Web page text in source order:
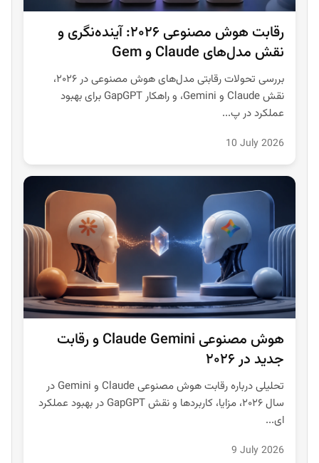
رقابت هوش مصنوعی ۲۰۲۶: آینده‌نگری و
نقش مدل‌های Claude و Gem
بررسی تحولات رقابتی مدل‌های هوش مصنوعی در ۲۰۲۶،
نقش Claude و Gemini، و راهکار GapGPT برای بهبود
عملکرد در پ...
10 July 2026
هوش مصنوعی Claude Gemini و رقابت
جدید در ۲۰۲۶
تحلیلی درباره رقابت هوش مصنوعی Claude و Gemini در
سال ۲۰۲۶، مزایا، کاربردها و نقش GapGPT در بهبود عملکرد
ای...
9 July 2026